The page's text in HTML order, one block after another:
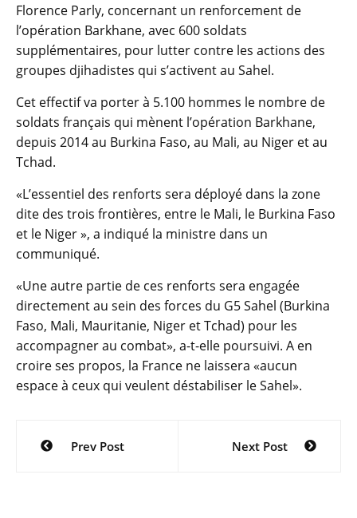
Florence Parly, concernant un renforcement de
l’opération Barkhane, avec 600 soldats
supplémentaires, pour lutter contre les actions des
groupes djihadistes qui s’activent au Sahel.
Cet effectif va porter à 5.100 hommes le nombre de
soldats français qui mènent l’opération Barkhane,
depuis 2014 au Burkina Faso, au Mali, au Niger et au
Tchad.
«L’essentiel des renforts sera déployé dans la zone
dite des trois frontières, entre le Mali, le Burkina Faso
et le Niger », a indiqué la ministre dans un
communiqué.
«Une autre partie de ces renforts sera engagée
directement au sein des forces du G5 Sahel (Burkina
Faso, Mali, Mauritanie, Niger et Tchad) pour les
accompagner au combat», a-t-elle poursuivi. A en
croire ses propos, la France ne laissera «aucun
espace à ceux qui veulent déstabiliser le Sahel».
Navigation
Prev Post Next Post